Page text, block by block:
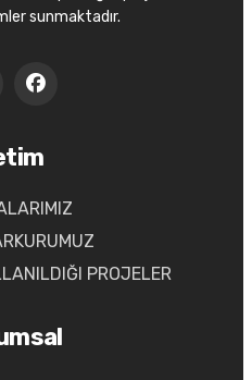
sunmaktadır.
PROJELER